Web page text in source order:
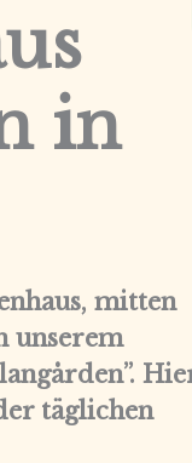
in
mitten
unserem
täglichen